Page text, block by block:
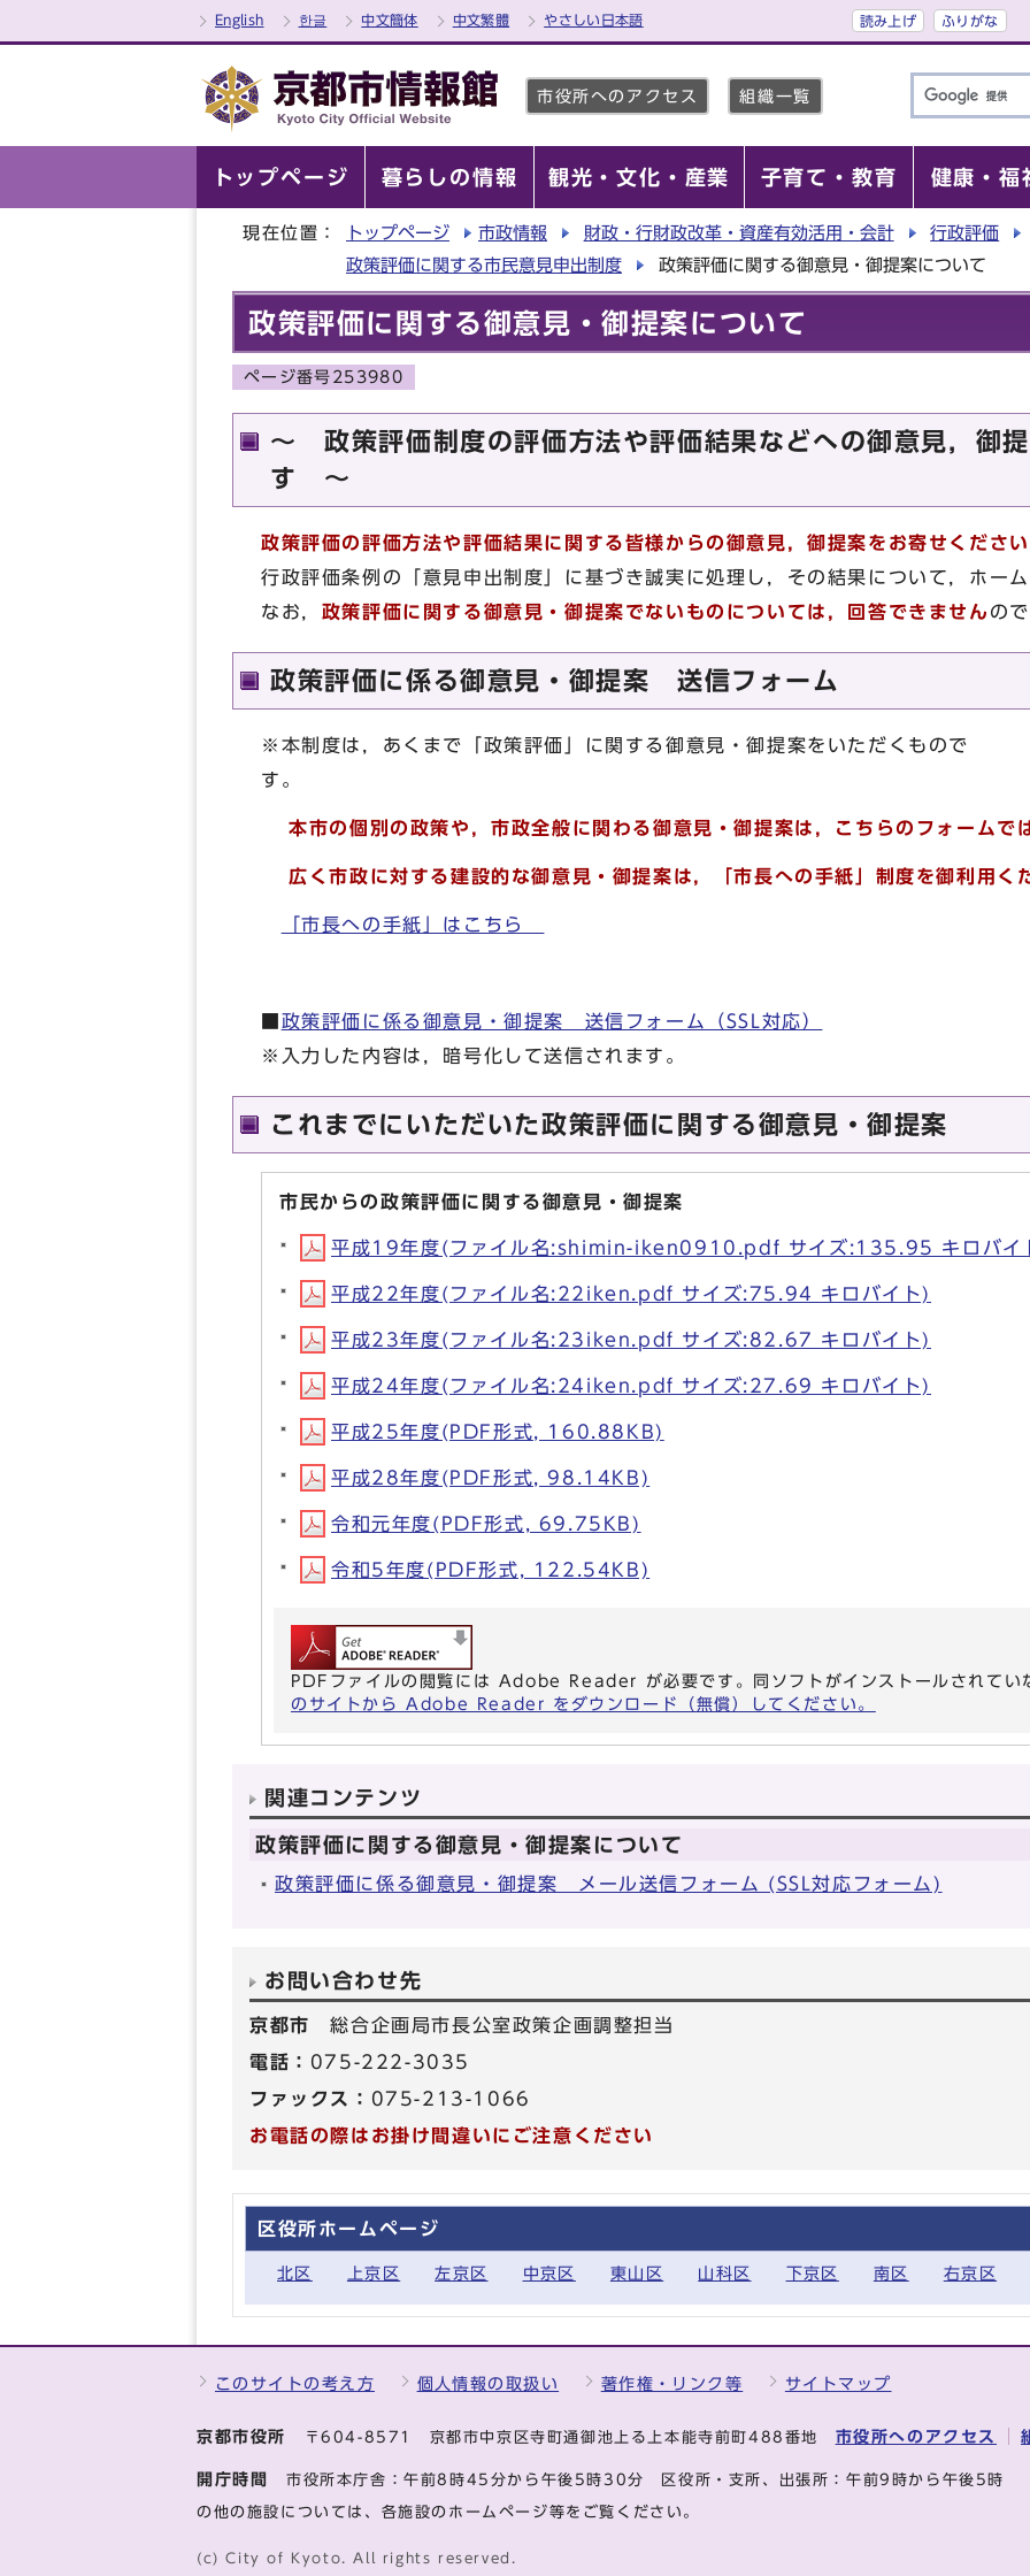
English 한글 中文簡体 中文繁體 やさしい日本語 読み上げ ふりがな
市役所へのアクセス 組織一覧
トップページ 暮らしの情報 観光・文化・産業 子育て・教育 健康・福
現在位置： トップページ 市政情報 財政・行財政改革・資産有効活用・会計
行政評価
政策評価に関する市民意見申出制度
政策評価に関する御意見・御提案について
政策評価に関する御意見・御提案について
ページ番号253980
～ 政策評価制度の評価方法や評価結果などへの御意見，御
す ～
政策評価の評価方法や評価結果に関する皆様からの御意見，御提案をお寄せくださ
行政評価条例の「意見申出制度」に基づき誠実に処理し，その結果について，ホー
なお， 政策評価に関する御意見・御提案でないものについては，回答できません の
政策評価に係る御意見・御提案 送信フォーム
※本制度は，あくまで「政策評価」に関する御意見・御提案をいただくもので
す。
本市の個別の政策や，市政全般に関わる御意見・御提案は，こちらのフォームで
広く市政に対する建設的な御意見・御提案は，「市長への手紙」制度を御利用く
「市長への手紙」はこちら
政策評価に係る御意見・御提案 送信フォーム（SSL対応）
※入力した内容は，暗号化して送信されます。
これまでにいただいた政策評価に関する御意見・御提案
市民からの政策評価に関する御意見・御提案
平成19年度(ファイル名:shimin-iken0910.pdf サイズ:135.95 キロバイ
平成22年度(ファイル名:22iken.pdf サイズ:75.94 キロバイト)
平成23年度(ファイル名:23iken.pdf サイズ:82.67 キロバイト)
平成24年度(ファイル名:24iken.pdf サイズ:27.69 キロバイト)
平成25年度(PDF形式, 160.88KB)
平成28年度(PDF形式, 98.14KB)
令和元年度(PDF形式, 69.75KB)
令和5年度(PDF形式, 122.54KB)
PDFファイルの閲覧には Adobe Reader が必要です。同ソフトがインストールされてい
のサイトから Adobe Reader をダウンロード（無償）してください。
関連コンテンツ
政策評価に関する御意見・御提案について
政策評価に係る御意見・御提案 メール送信フォーム (SSL対応フォーム)
お問い合わせ先
京都市総合企画局市長公室政策企画調整担当
電話： 075-222-3035
ファックス： 075-213-1066
お電話の際はお掛け間違いにご注意ください
区役所ホームページ
北区 上京区 左京区 中京区 東山区 山科区 下京区 南区 右京区
このサイトの考え方 個人情報の取扱い 著作権・リンク等 サイトマップ
京都市役所 〒604-8571 京都市中京区寺町通御池上る上本能寺前町488番地 市役所へのアクセス
開庁時間 市役所本庁舎：午前8時45分から午後5時30分 区役所・支所、出張所：午前9時から午後5時
の他の施設については、各施設のホームページ等をご覧ください。
(c) City of Kyoto. All rights reserved.